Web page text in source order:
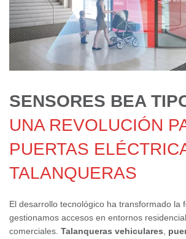
SENSORES BEA
UNA REVOLUCIÓN
PUERTAS
TALANQUERAS
El desarrollo tecnológico ha transformado la
gestionamos accesos en entornos
comerciales. Talanqueras vehiculares,